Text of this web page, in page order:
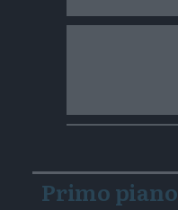
Primo piano